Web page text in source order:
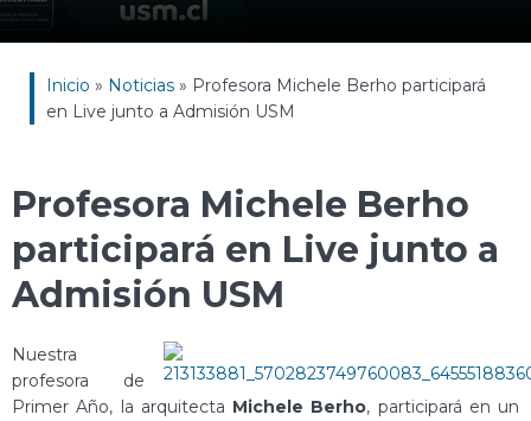
Inicio » Noticias » Profesora Michele Berho participará
en Live junto a Admisión USM
Profesora Michele Berho
participará en Live junto a
Admisión USM
Nuestra
profesora de
Primer Año, la arquitecta Michele Berho, participará en un